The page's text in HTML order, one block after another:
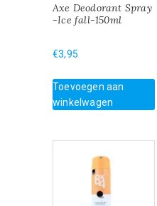
Axe Deodorant Spray
-Ice fall-150ml
€3,95
Toevoegen aan
winkelwagen